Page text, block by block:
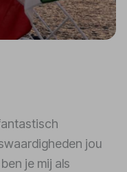
jou
je mij als